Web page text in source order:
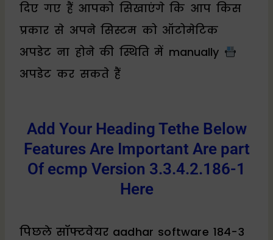
दिए गए हैं आपको सिखाएंगे कि आप किस
प्रकार से अपने सिस्टम को ऑटोमेटिक
अपडेट ना होने की स्थिति में manually
अपडेट कर सकते हैं
Add Your Heading Tethe Below
Features Are Important Are part
Of ecmp Version 3.3.4.2.186-1
Here
पिछले सॉफ्टवेयर aadhar software 184-3